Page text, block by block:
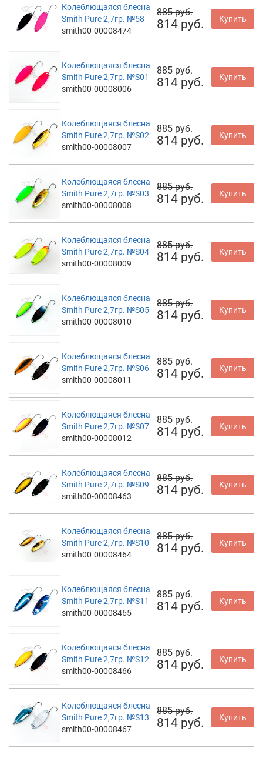
Колеблющаяся блесна
Smith Pure 2,7гр. №58
smith00-00008474
885 руб.
814 руб. Купить
Колеблющаяся блесна
Smith Pure 2,7гр. №S01
smith00-00008006
885 руб.
814 руб. Купить
Колеблющаяся блесна
Smith Pure 2,7гр. №S02
smith00-00008007
885 руб.
814 руб. Купить
Колеблющаяся блесна
Smith Pure 2,7гр. №S03
smith00-00008008
885 руб.
814 руб. Купить
Колеблющаяся блесна
Smith Pure 2,7гр. №S04
smith00-00008009
885 руб.
814 руб. Купить
Колеблющаяся блесна
Smith Pure 2,7гр. №S05
smith00-00008010
885 руб.
814 руб. Купить
Колеблющаяся блесна
Smith Pure 2,7гр. №S06
smith00-00008011
885 руб.
814 руб. Купить
Колеблющаяся блесна
Smith Pure 2,7гр. №S07
smith00-00008012
885 руб.
814 руб. Купить
Колеблющаяся блесна
Smith Pure 2,7гр. №S09
smith00-00008463
885 руб.
814 руб. Купить
Колеблющаяся блесна
Smith Pure 2,7гр. №S10
smith00-00008464
885 руб.
814 руб. Купить
Колеблющаяся блесна
Smith Pure 2,7гр. №S11
smith00-00008465
885 руб.
814 руб. Купить
Колеблющаяся блесна
Smith Pure 2,7гр. №S12
smith00-00008466
885 руб.
814 руб. Купить
Колеблющаяся блесна
Smith Pure 2,7гр. №S13
smith00-00008467
885 руб.
814 руб. Купить